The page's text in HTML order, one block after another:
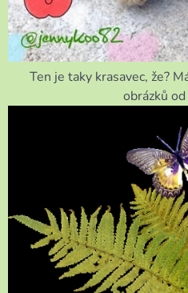
Ten je taky krasavec, že?
obrázků